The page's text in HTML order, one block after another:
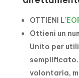
OTTIENI L’
Ottieni un
Unito per
volontaria,